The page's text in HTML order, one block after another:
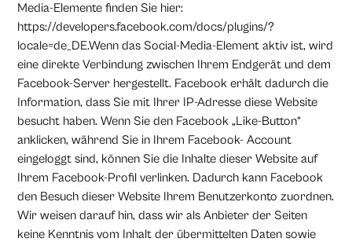
Media-Elemente finden Sie hier:
https://developers.facebook.com/docs/plugins/?
locale=de_DE.Wenn das Social-Media-Element aktiv ist, wird
eine direkte Verbindung zwischen Ihrem Endgerät und dem
Facebook-Server hergestellt. Facebook erhält dadurch die
Information, dass Sie mit Ihrer IP-Adresse diese Website
besucht haben. Wenn Sie den Facebook „Like-Button“
anklicken, während Sie in Ihrem Facebook- Account
eingeloggt sind, können Sie die Inhalte dieser Website auf
Ihrem Facebook-Profil verlinken. Dadurch kann Facebook
den Besuch dieser Website Ihrem Benutzerkonto zuordnen.
Wir weisen darauf hin, dass wir als Anbieter der Seiten
keine Kenntnis vom Inhalt der übermittelten Daten sowie